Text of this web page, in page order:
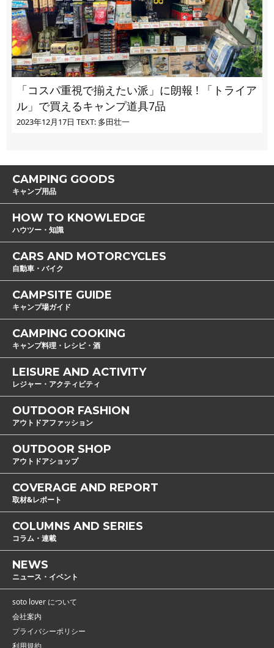
「コスパ重視で揃えたい派」に朗報 ! 「トライア
ル」で買えるキャンプ道具7品
2023年12月17日 TEXT: 多田壮一
CAMPING GOODS
キャンプ用品
HOW TO KNOWLEDGE
ハウツー・知識
CARS AND MOTORCYCLES
自動車・バイク
CAMPSITE GUIDE
キャンプ場ガイド
CAMPING COOKING
キャンプ料理・レシピ・酒
LEISURE AND ACTIVITY
レジャー・アクティビティ
OUTDOOR FASHION
アウトドアファッション
OUTDOOR SHOP
アウトドアショップ
COVERAGE AND REPORT
取材&レポート
COLUMNS AND SERIES
コラム・連載
NEWS
ニュース・イベント
soto lover について
会社案内
プライバシーポリシー
利用規約